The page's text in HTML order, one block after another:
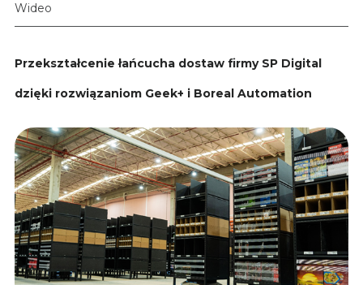
Wideo
Przekształcenie łańcucha dostaw firmy SP Digital
dzięki rozwiązaniom Geek+ i Boreal Automation